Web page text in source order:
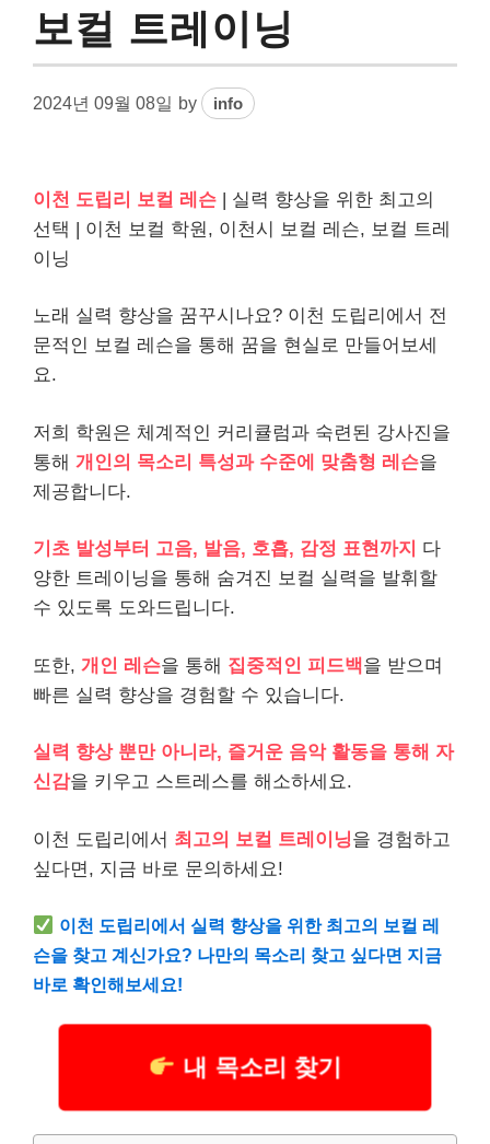
보컬 트레이닝
2024년 09월 08일 by info
이천 도립리 보컬 레슨 | 실력 향상을 위한 최고의
선택 | 이천 보컬 학원, 이천시 보컬 레슨, 보컬 트레
이닝
노래 실력 향상을 꿈꾸시나요? 이천 도립리에서 전
문적인 보컬 레슨을 통해 꿈을 현실로 만들어보세
요.
저희 학원은 체계적인 커리큘럼과 숙련된 강사진을
통해 개인의 목소리 특성과 수준에 맞춤형 레슨을
제공합니다.
기초 발성부터 고음, 발음, 호흡, 감정 표현까지 다
양한 트레이닝을 통해 숨겨진 보컬 실력을 발휘할
수 있도록 도와드립니다.
또한, 개인 레슨을 통해 집중적인 피드백을 받으며
빠른 실력 향상을 경험할 수 있습니다.
실력 향상 뿐만 아니라, 즐거운 음악 활동을 통해 자
신감을 키우고 스트레스를 해소하세요.
이천 도립리에서 최고의 보컬 트레이닝을 경험하고
싶다면, 지금 바로 문의하세요!
이천 도립리에서 실력 향상을 위한 최고의 보컬 레
슨을 찾고 계신가요? 나만의 목소리 찾고 싶다면 지금
바로 확인해보세요!
내 목소리 찾기